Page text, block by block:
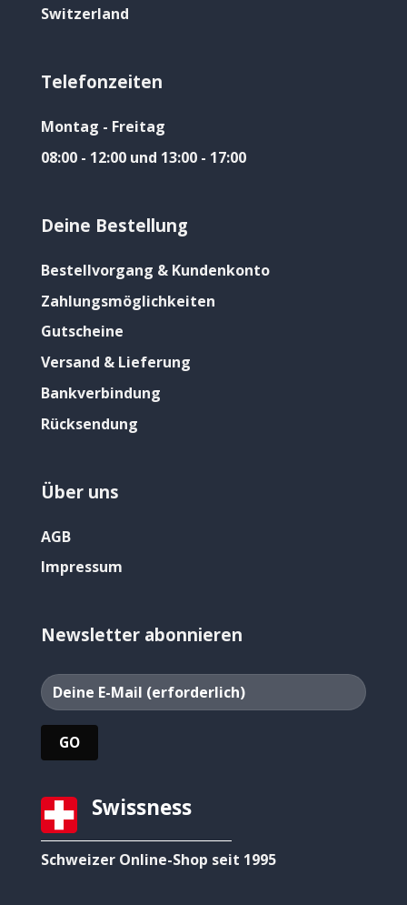
Switzerland
Telefonzeiten
Montag - Freitag
08:00 - 12:00 und 13:00 - 17:00
Deine Bestellung
Bestellvorgang & Kundenkonto
Zahlungsmöglichkeiten
Gutscheine
Versand & Lieferung
Bankverbindung
Rücksendung
Über uns
AGB
Impressum
Newsletter abonnieren
Swissness
Schweizer Online-Shop seit 1995